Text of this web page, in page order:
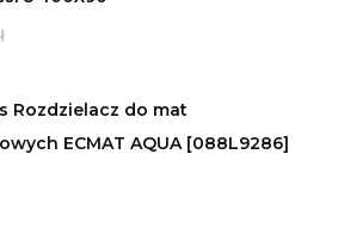
Rozdzielacz do mat
ECMAT AQUA [088L9286]